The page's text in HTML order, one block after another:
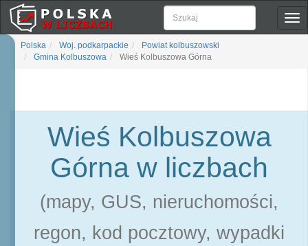
Polska Woj. podkarpackie
Powiat kolbuszowski
Gmina Kolbuszowa
Wieś Kolbuszowa Górna
Wieś Kolbuszowa
Górna w liczbach
(mapy, GUS, nieruchomości,
regon, kod pocztowy, wypadki